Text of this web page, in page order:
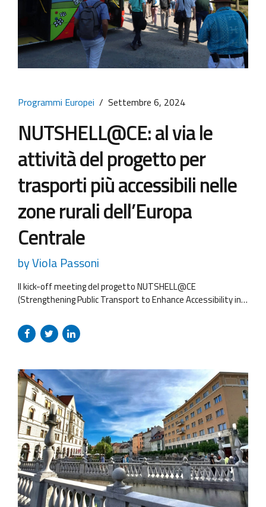
Programmi Europei Settembre 6, 2024
NUTSHELL@CE: al via le
attività del progetto per
trasporti più accessibili nelle
zone rurali dell’Europa
Centrale
by Viola Passoni
Il kick-off meeting del progetto NUTSHELL@CE
(Strengthening Public Transport to Enhance Accessibility in
for a Better Connected Central Europe”, si è tenuto a
Ostrava, in Repubblica Ceca, il 4 e 5 settembre 2024.